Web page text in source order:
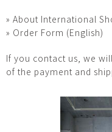
» About International
» Order Form (English)
If you contact us, we
of the payment and